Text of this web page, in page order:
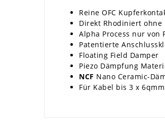
Reine OFC
Direkt Rhodiniert
Alpha Process nur von
Patentierte
Floating Field Damper
Piezo Dämpfung
NCF Nano Ceramic-
Für Kabel bis 3 x